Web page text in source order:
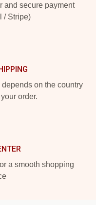
and secure payment
/ Stripe)
on the country
order.
a smooth shopping